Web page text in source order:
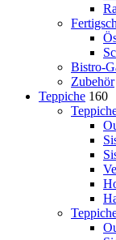
Bistro-
Zubehör
Teppiche 160